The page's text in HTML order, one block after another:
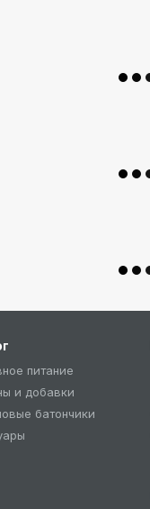
питание
и добавки
батончики